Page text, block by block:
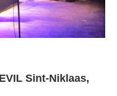
Sint-Niklaas,